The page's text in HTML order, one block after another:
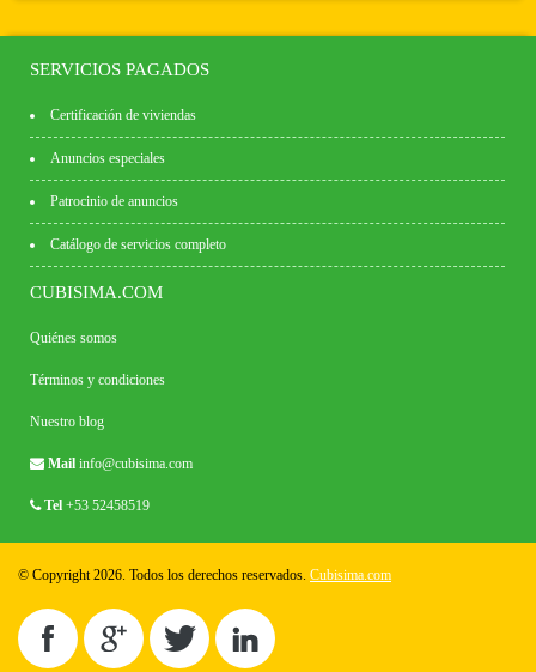
SERVICIOS PAGADOS
Certificación de viviendas
Anuncios especiales
Patrocinio de anuncios
Catálogo de servicios completo
CUBISIMA.COM
Quiénes somos
Términos y condiciones
Nuestro blog
Mail info@cubisima.com
Tel +53 52458519
© Copyright 2026. Todos los derechos reservados. Cubisima.com